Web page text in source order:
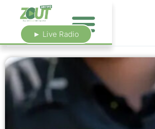
► Live Radio